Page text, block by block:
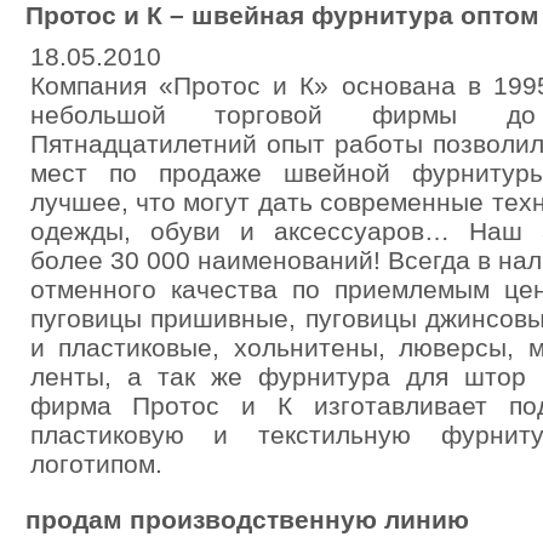
Протос и К – швейная фурнитура
18.05.2010
Компания «Протос и К» основана в
небольшой торговой фирмы до
Пятнадцатилетний опыт работы
мест по продаже швейной
лучшее, что могут дать современные
одежды, обуви и аксессуаров… Наш
более 30 000 наименований! Всегда в
отменного качества по приемлемым
пуговицы пришивные, пуговицы
и пластиковые, хольнитены, люверсы,
ленты, а так же фурнитура для штор
фирма Протос и К изготавливает
пластиковую и текстильную
логотипом.
продам производственную линию